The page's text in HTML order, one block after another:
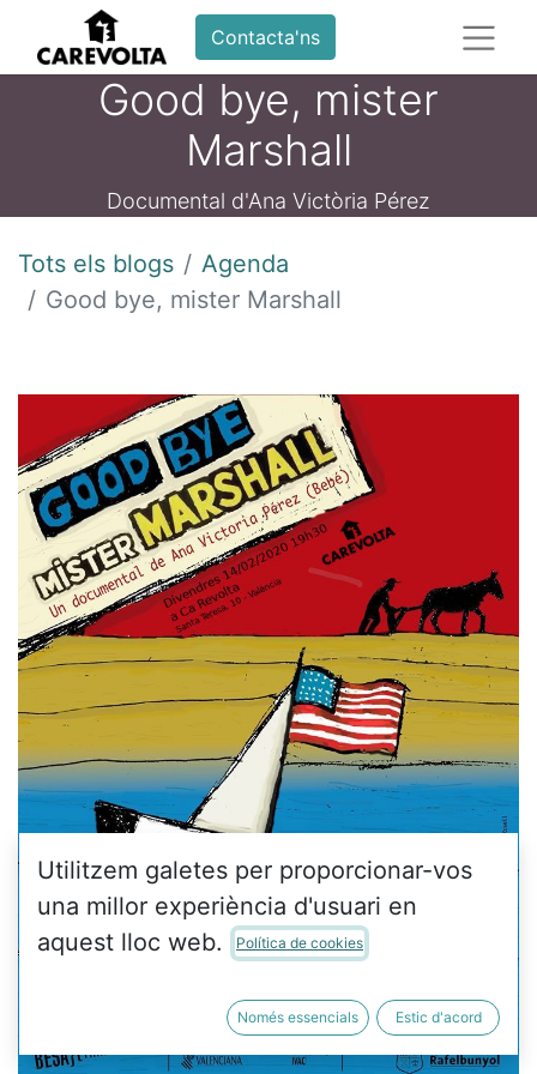
Contacta'ns
Good bye, mister
Marshall
Documental d'Ana Victòria Pérez
Tots els blogs
Agenda
Good bye, mister Marshall
Utilitzem galetes per proporcionar-vos
una millor experiència d'usuari en
aquest lloc web.
Política de cookies
Només essencials Estic d'acord